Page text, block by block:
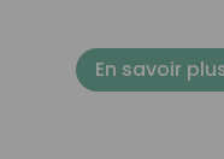
En savoir